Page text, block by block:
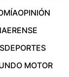
OPINIÓN
DEPORTES
MOTOR